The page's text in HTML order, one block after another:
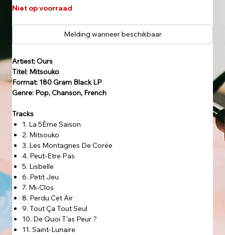
Niet op voorraad
Melding wanneer beschikbaar
Artiest: Ours
Titel: Mitsouko
Format: 180 Gram Black LP
Genre: Pop, Chanson, French
Tracks
1. La 5Ème Saison
2. Mitsouko
3. Les Montagnes De Corée
4. Peut-Etre Pas
5. Lisbelle
6. Petit Jeu
7. Mi-Clos
8. Perdu Cet Air
9. Tout Ça Tout Seul
10. De Quoi T'as Peur ?
11. Saint-Lunaire